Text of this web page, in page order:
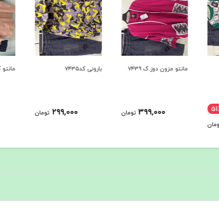
بارونی کد۷۴۳۵
299,000 تومان
مانتو کوتون کد۷۴۳۴
488,000 تومان
مانتو